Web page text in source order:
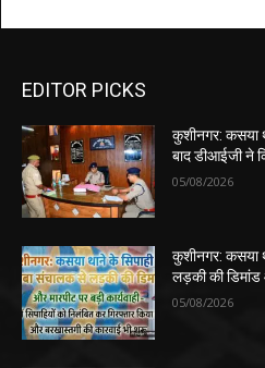
EDITOR PICKS
कुशीनगर: कसया
बाद डीआईजी ने
05/08/2026
कुशीनगर: कसया
लड़की की डिमांड
05/08/2026